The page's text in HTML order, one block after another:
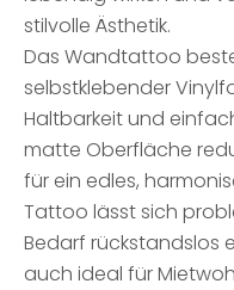
stilvolle Ästhetik.
Das Wandtattoo
selbstklebender
Haltbarkeit und
matte Oberfläche
für ein edles,
Tattoo lässt sich
Bedarf rückstandslos
auch ideal für